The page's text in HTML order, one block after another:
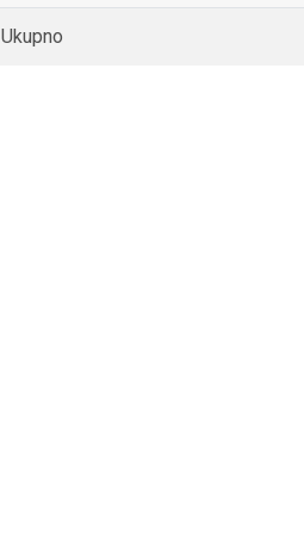
Ukupno